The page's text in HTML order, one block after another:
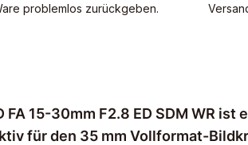
problemlos zurückgeben.
FA 15-30mm F2.8 ED SDM WR
für den 35 mm Vollformat-